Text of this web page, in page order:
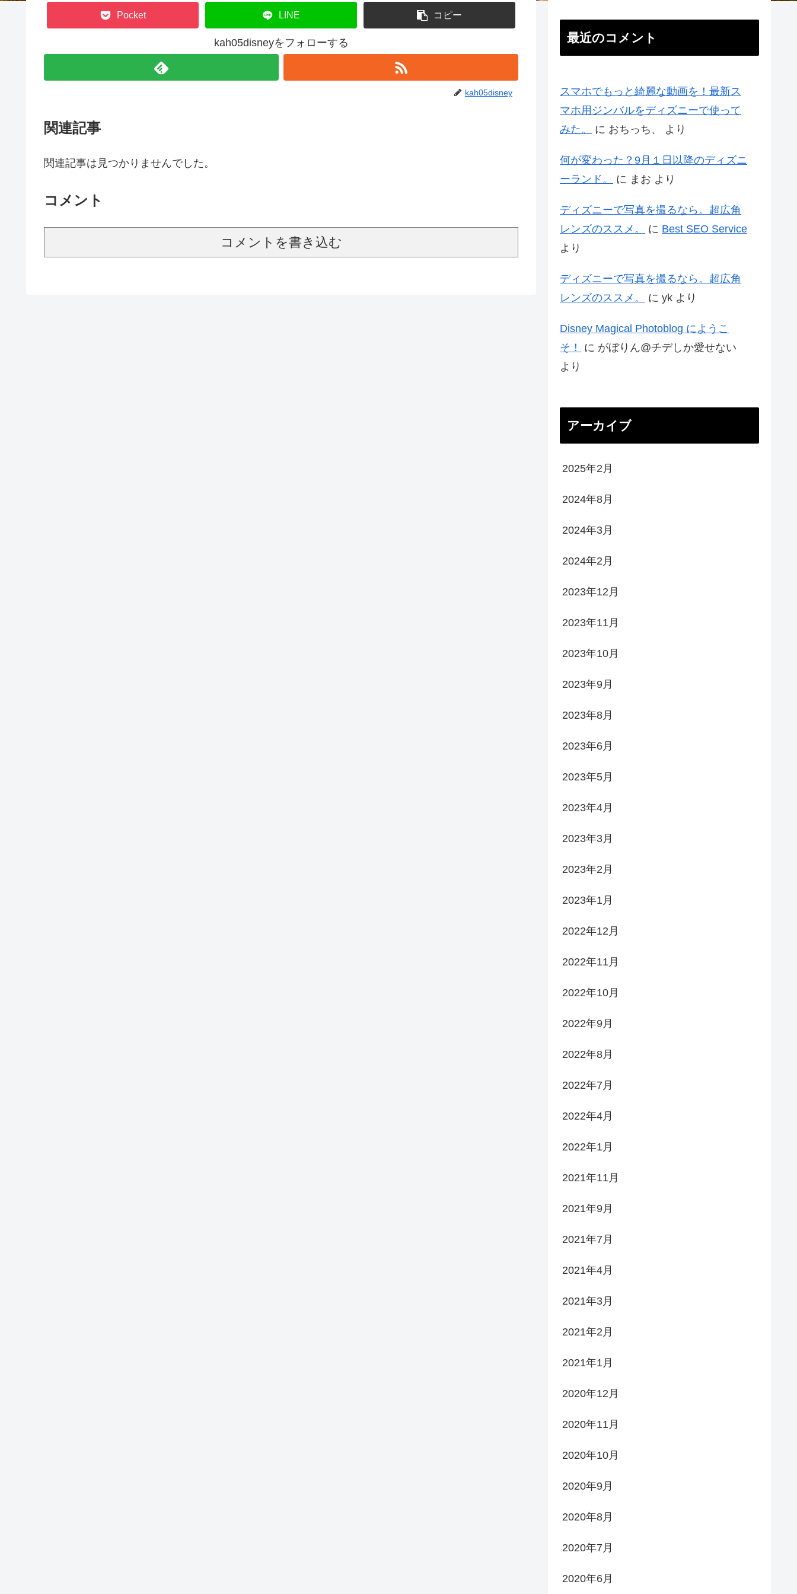
Pocket LINE コピー
kah05disneyをフォローする
kah05disney
関連記事
関連記事は見つかりませんでした。
コメント
コメントを書き込む
最近のコメント
スマホでもっと綺麗な動画を！最新ス
マホ用ジンバルをディズニーで使って
みた。
に おちっち、 より
何が変わった？9月１日以降のディズニ
ーランド。
に まお より
ディズニーで写真を撮るなら。超広角
レンズのススメ。
に Best SEO Service
より
ディズニーで写真を撮るなら。超広角
レンズのススメ。
に yk より
Disney Magical Photoblog にようこ
そ！
に がぼりん@チデしか愛せない
より
アーカイブ
2025年2月
2024年8月
2024年3月
2024年2月
2023年12月
2023年11月
2023年10月
2023年9月
2023年8月
2023年6月
2023年5月
2023年4月
2023年3月
2023年2月
2023年1月
2022年12月
2022年11月
2022年10月
2022年9月
2022年8月
2022年7月
2022年4月
2022年1月
2021年11月
2021年9月
2021年7月
2021年4月
2021年3月
2021年2月
2021年1月
2020年12月
2020年11月
2020年10月
2020年9月
2020年8月
2020年7月
2020年6月